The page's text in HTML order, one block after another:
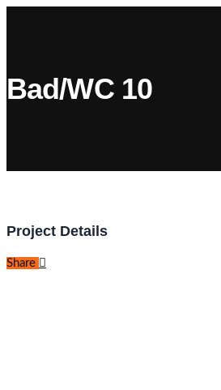
Bad/WC 10
Project Details
Share